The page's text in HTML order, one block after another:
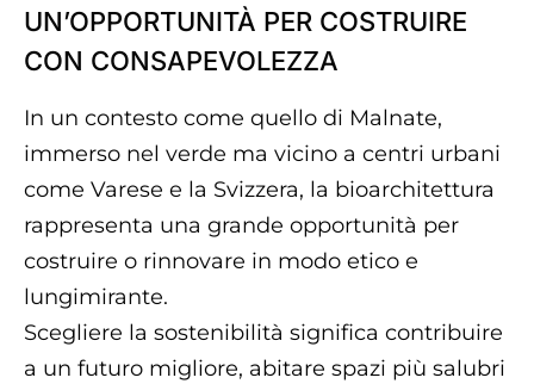
UN’OPPORTUNITÀ PER COSTRUIRE
CON CONSAPEVOLEZZA
In un contesto come quello di Malnate,
immerso nel verde ma vicino a centri urbani
come Varese e la Svizzera, la bioarchitettura
rappresenta una grande opportunità per
costruire o rinnovare in modo etico e
lungimirante.
Scegliere la sostenibilità significa contribuire
a un futuro migliore, abitare spazi più salubri